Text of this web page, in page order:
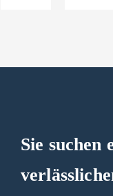
Sie suchen